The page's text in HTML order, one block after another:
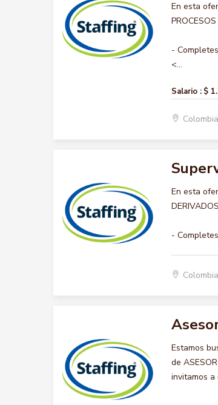
En esta
-
<...
Salario : $
En esta
-
Estamos
de
invitamos a